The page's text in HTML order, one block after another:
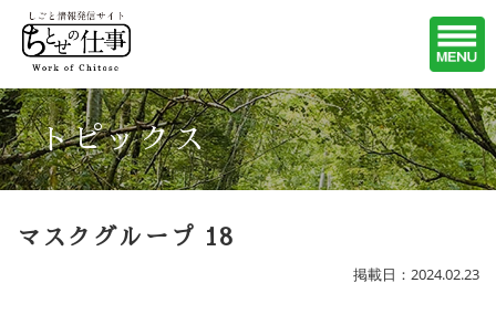
トピックス
マスクグループ 18
掲載日：2024.02.23